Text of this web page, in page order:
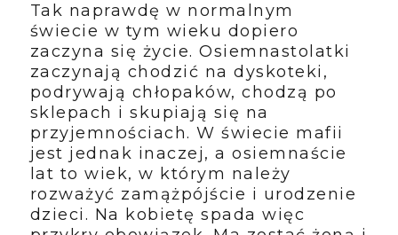
Tak naprawdę w normalnym
świecie w tym wieku dopiero
zaczyna się życie. Osiemnastolatki
zaczynają chodzić na dyskoteki,
podrywają chłopaków, chodzą po
sklepach i skupiają się na
przyjemnościach. W świecie mafii
jest jednak inaczej, a osiemnaście
lat to wiek, w którym należy
rozważyć zamążpójście i urodzenie
dzieci. Na kobietę spada więc